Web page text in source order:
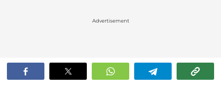
Advertisement